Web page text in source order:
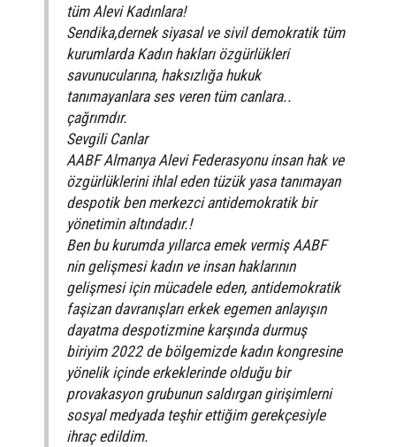
tüm Alevi Kadınlara!
Sendika,dernek siyasal ve sivil demokratik tüm
kurumlarda Kadın hakları özgürlükleri
savunucularına, haksızlığa hukuk
tanımayanlara ses veren tüm canlara..
çağrımdır.
Sevgili Canlar
AABF Almanya Alevi Federasyonu insan hak ve
özgürlüklerini ihlal eden tüzük yasa tanımayan
despotik ben merkezci antidemokratik bir
yönetimin altındadır.!
Ben bu kurumda yıllarca emek vermiş AABF
nin gelişmesi kadın ve insan haklarının
gelişmesi için mücadele eden, antidemokratik
faşizan davranışları erkek egemen anlayışın
dayatma despotizmine karşında durmuş
biriyim 2022 de bölgemizde kadın kongresine
yönelik içinde erkeklerinde olduğu bir
provakasyon grubunun saldırgan girişimlerni
sosyal medyada teşhir ettiğim gerekçesiyle
ihraç edildim.